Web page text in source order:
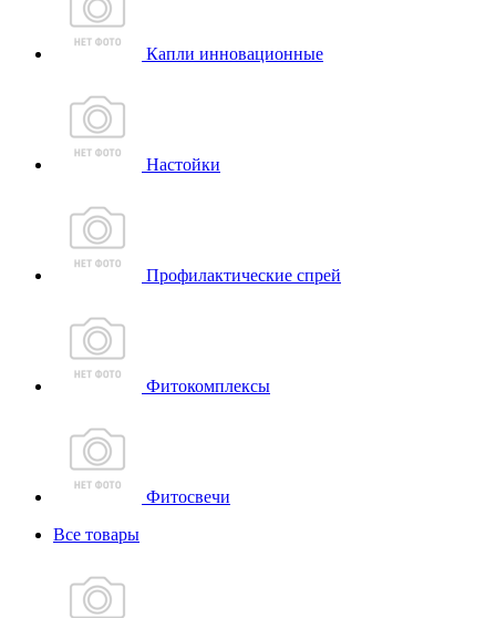
Капли инновационные
Настойки
Профилактические спрей
Фитокомплексы
Фитосвечи
Все товары